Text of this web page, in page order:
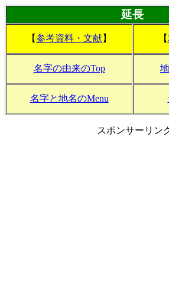
延長
【参考資料・文献】 【
名字の由来のTop
名字と地名のMenu
スポンサーリン